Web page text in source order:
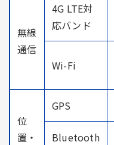
無線
通信
4G LTE対
応バンド
Wi-Fi
位
置・
GPS
Bluetooth